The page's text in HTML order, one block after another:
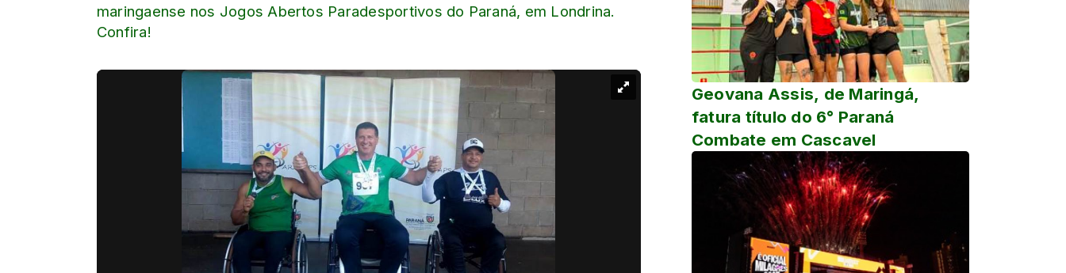
maringaense nos Jogos Abertos Paradesportivos do Paraná, em Londrina.
Confira!
Geovana Assis, de Maringá,
fatura título do 6° Paraná
Combate em Cascavel